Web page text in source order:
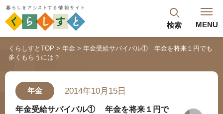
検索 MENU
閉じる
最新記事
年金のよくあるご質問
くらしすとTOP 年金
年金受給サバイバル① 年金を将来１円でも
多くもらうには？
年金 2014年10月15日
年金受給サバイバル①年金を将来１円で